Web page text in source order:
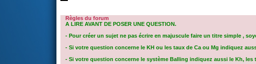
Règles du forum
A LIRE AVANT DE POSER UNE QUESTION.
- Pour créer un sujet ne pas écrire en majuscule faire un titre simple ,
- Si votre question concerne le KH ou les taux de Ca ou Mg indiquez
- Si votre question concerne le système Balling indiquez aussi le Kh, les